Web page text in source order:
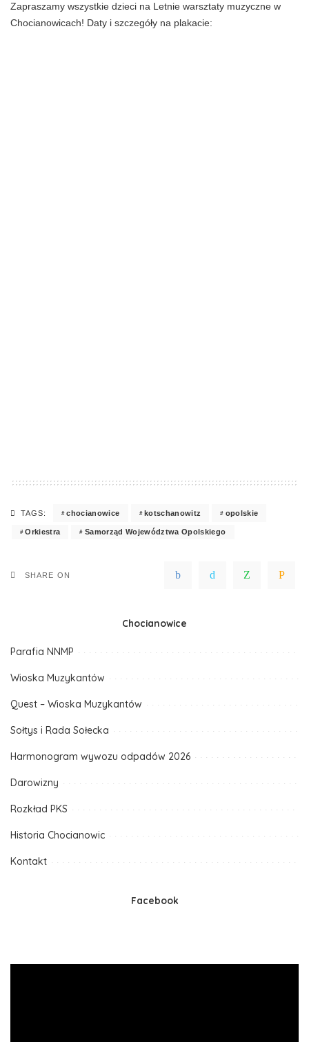
Zapraszamy wszystkie dzieci na Letnie warsztaty muzyczne w
Chocianowicach! Daty i szczegóły na plakacie:
TAGS: chocianowice kotschanowitz opolskie
Orkiestra Samorząd Województwa Opolskiego
SHARE ON
Chocianowice
Parafia NNMP
Wioska Muzykantów
Quest – Wioska Muzykantów
Sołtys i Rada Sołecka
Harmonogram wywozu odpadów 2026
Darowizny
Rozkład PKS
Historia Chocianowic
Kontakt
Facebook